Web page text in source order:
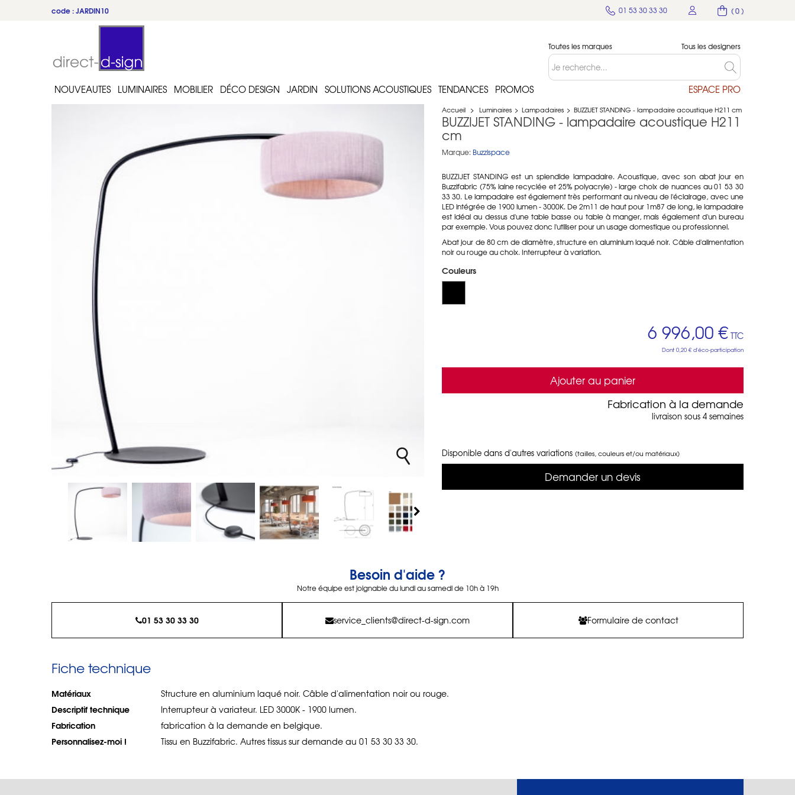
( 0 )
01 53 30 33 30
code : JARDIN10
Toutes les marques Tous les designers
NOUVEAUTES LUMINAIRES MOBILIER DÉCO DESIGN JARDIN SOLUTIONS ACOUSTIQUES TENDANCES PROMOS ESPACE PRO
Accueil > Luminaires > Lampadaires > BUZZIJET STANDING - lampadaire acoustique H211 cm
BUZZIJET STANDING - lampadaire acoustique H211
cm
Marque: Buzzispace
BUZZIJET STANDING est un splendide lampadaire. Acoustique, avec son abat jour en
Buzzifabric (75% laine recyclée et 25% polyacryle) - large choix de nuances au 01 53 30
33 30. Le lampadaire est également très performant au niveau de l'éclairage, avec une
LED intégrée de 1900 lumen - 3000K. De 2m11 de haut pour 1m87 de long, le lampadaire
est idéal au dessus d'une table basse ou table à manger, mais également d'un bureau
par exemple. Vous pouvez donc l'utiliser pour un usage domestique ou professionnel.
Abat jour de 80 cm de diamètre, structure en aluminium laqué noir. Câble d'alimentation
noir ou rouge au choix. Interrupteur à variation.
Couleurs
6 996,00 € TTC
Dont 0,20 € d'éco-participation
Ajouter au panier
Fabrication à la demande
livraison sous 4 semaines
Disponible dans d'autres variations (tailles, couleurs et/ou matériaux)
Demander un devis
Besoin d'aide ?
Notre équipe est joignable du lundi au samedi de 10h à 19h
01 53 30 33 30 service_clients@direct-d-sign.com Formulaire de contact
Fiche technique
Matériaux Structure en aluminium laqué noir. Câble d'alimentation noir ou rouge.
Descriptif technique Interrupteur à variateur. LED 3000K - 1900 lumen.
Fabrication fabrication à la demande en belgique.
Personnalisez-moi ! Tissu en Buzzifabric. Autres tissus sur demande au 01 53 30 33 30.